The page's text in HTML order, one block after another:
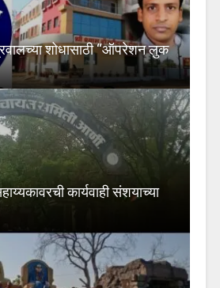
शोधासाठी “ऑपरेशन लुक
कार्यवाही संशयाच्या